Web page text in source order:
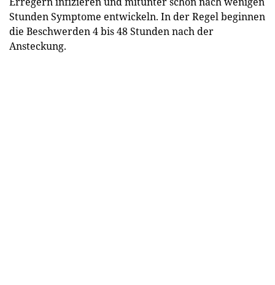
Stunden Symptome entwickeln. In der Regel beginnen
die Beschwerden 4 bis 48 Stunden nach der
Ansteckung.